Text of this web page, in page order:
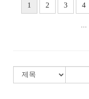
1 2 3 4